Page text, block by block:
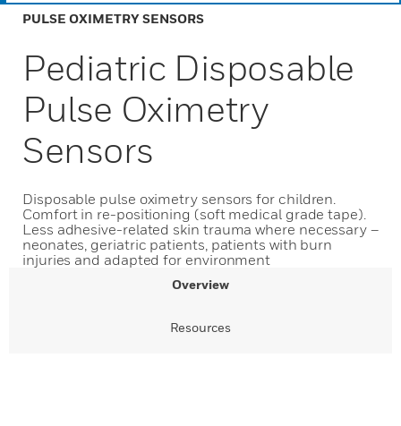
PULSE OXIMETRY SENSORS
Pediatric Disposable
Pulse Oximetry
Sensors
Disposable pulse oximetry sensors for children.
Comfort in re-positioning (soft medical grade tape).
Less adhesive-related skin trauma where necessary –
neonates, geriatric patients, patients with burn
injuries and adapted for environment
Overview
Resources